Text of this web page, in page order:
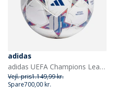
adidas
adidas UEFA Champions League 23/24 Officiel Pro Match Fodbold (FIFA Kvalitet Pro Certificeret) Hvid/Silver Metallic/Bright Cyan/Royal Blue
Vejl. pris1.149,99 kr.
Spare700,00 kr.